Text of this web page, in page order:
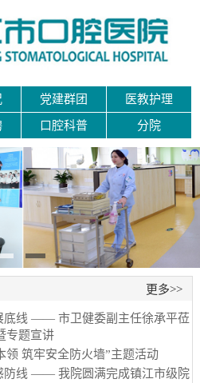
党建群团 医教护理
口腔科普 分院
更多>>
底线 —— 市卫健委副主任徐承平莅
专题宣讲
领 筑牢安全防火墙”主题活动
防线 —— 我院圆满完成镇江市级院